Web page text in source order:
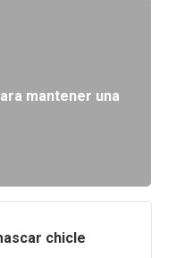
mantener una
chicle